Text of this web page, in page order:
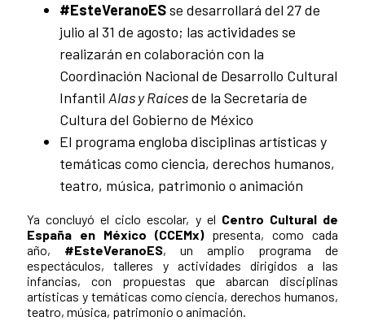
#EsteVeranoESse desarrollará del 27 de
julio al 31 de agosto; las actividades se
realizarán en colaboración con la
Coordinación Nacional de Desarrollo Cultural
Infantil Alas y Raícesde la Secretaría de
Cultura del Gobierno de México
El programa engloba disciplinas artísticas y
temáticas como ciencia, derechos humanos,
teatro, música, patrimonio o animación
Ya concluyó el ciclo escolar, y el Centro Cultural de
España en México (CCEMx)presenta, como cada
año, #EsteVeranoES, un amplio programa de
espectáculos, talleres y actividades dirigidos a las
infancias, con propuestas que abarcan disciplinas
artísticas y temáticas como ciencia, derechos humanos,
teatro, música, patrimonio o animación.